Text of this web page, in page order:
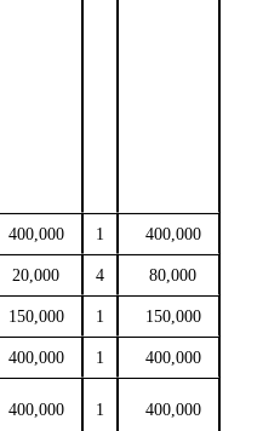
400,000 1 400,000
20,000 4 80,000
150,000 1 150,000
400,000 1 400,000
400,000 1 400,000